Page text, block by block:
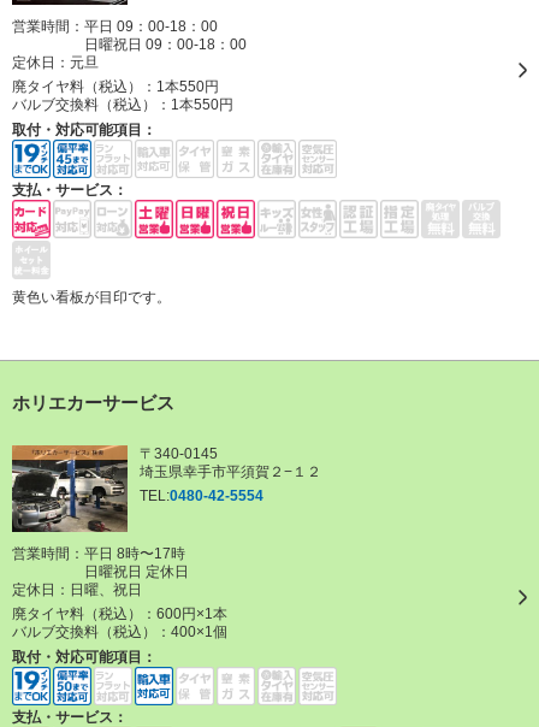
営業時間：平日 09：00-18：00
日曜祝日 09：00-18：00
定休日： 元旦
廃タイヤ料（税込）： 1本550円
バルブ交換料（税込）： 1本550円
取付・対応可能項目：
支払・サービス：
黄色い看板が目印です。
ホリエカーサービス
〒340-0145
埼玉県幸手市平須賀２−１２
TEL:0480-42-5554
営業時間：平日 8時〜17時
日曜祝日 定休日
定休日： 日曜、祝日
廃タイヤ料（税込）： 600円×1本
バルブ交換料（税込）： 400×1個
取付・対応可能項目：
支払・サービス：